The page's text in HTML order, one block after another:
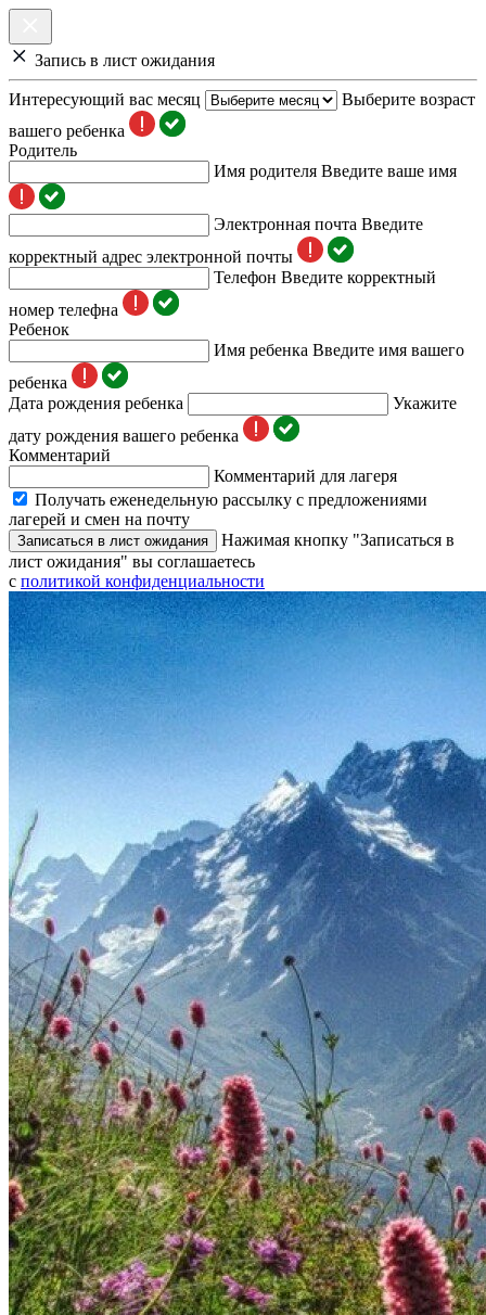
Запись в лист ожидания
Интересующий вас месяц
Выберите возраст
вашего ребенка
Родитель
Имя родителя Введите ваше имя
Электронная почта Введите
корректный адрес электронной почты
Телефон Введите корректный
номер телефна
Ребенок
Имя ребенка Введите имя вашего
ребенка
Дата рождения ребенка
Укажите
дату рождения вашего ребенка
Комментарий
Комментарий для лагеря
Получать еженедельную рассылку с предложениями
лагерей и смен на почту
Записаться в лист ожидания
Нажимая кнопку "Записаться в
лист ожидания" вы соглашаетесь
с политикой конфиденциальности